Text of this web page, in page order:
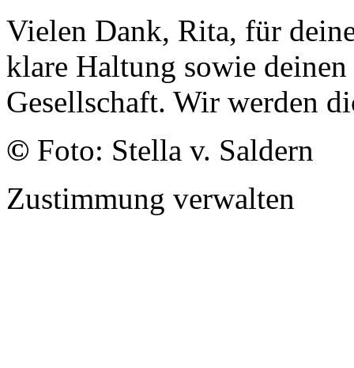
Vielen Dank, Rita, für
klare Haltung sowie
Gesellschaft. Wir werden
© Foto: Stella v. Saldern
Zustimmung verwalten